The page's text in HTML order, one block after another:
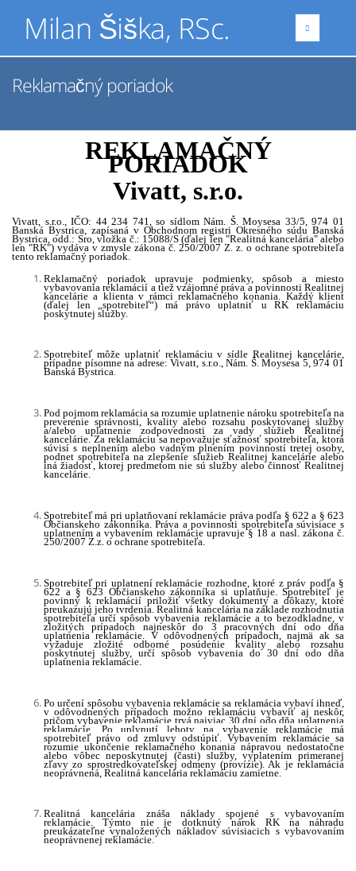
Milan Šiška, RSc.
Reklamačný poriadok
REKLAMAČNÝ
PORIADOK
Vivatt, s.r.o.
Vivatt, s.r.o., IČO: 44 234 741, so sídlom Nám. Š. Moysesa 33/5, 974 01
Banská Bystrica, zapísaná v Obchodnom registri Okresného súdu Banská
Bystrica, odd.: Sro, vložka č.: 15088/S (ďalej len "Realitná kancelária" alebo
len "RK") vydáva v zmysle zákona č. 250/2007 Z. z. o ochrane spotrebiteľa
tento reklamačný poriadok.
Reklamačný poriadok upravuje podmienky, spôsob a miesto
vybavovania reklamácií a tiež vzájomné práva a povinnosti Realitnej
kancelárie a klienta v rámci reklamačného konania. Každý klient
(ďalej len „spotrebiteľ“) má právo uplatniť u RK reklamáciu
poskytnutej služby.
Spotrebiteľ môže uplatniť reklamáciu v sídle Realitnej kancelárie,
prípadne písomne na adrese: Vivatt, s.r.o., Nám. Š. Moysesa 5, 974 01
Banská Bystrica.
Pod pojmom reklamácia sa rozumie uplatnenie nároku spotrebiteľa na
preverenie správnosti, kvality alebo rozsahu poskytovanej služby
a/alebo uplatnenie zodpovednosti za vady služieb Realitnej
kancelárie. Za reklamáciu sa nepovažuje sťažnosť spotrebiteľa, ktorá
súvisí s neplnením alebo vadným plnením povinností tretej osoby,
podnet spotrebiteľa na zlepšenie služieb Realitnej kancelárie alebo
iná žiadosť, ktorej predmetom nie sú služby alebo činnosť Realitnej
kancelárie.
Spotrebiteľ má pri uplatňovaní reklamácie práva podľa § 622 a § 623
Občianskeho zákonníka. Práva a povinnosti spotrebiteľa súvisiace s
uplatnením a vybavením reklamácie upravuje § 18 a nasl. zákona č.
250/2007 Z.z. o ochrane spotrebiteľa.
Spotrebiteľ pri uplatnení reklamácie rozhodne, ktoré z práv podľa §
622 a § 623 Občianskeho zákonníka si uplatňuje. Spotrebiteľ je
povinný k reklamácií priložiť všetky dokumenty a dôkazy, ktoré
preukazujú jeho tvrdenia. Realitná kancelária na základe rozhodnutia
spotrebiteľa určí spôsob vybavenia reklamácie a to bezodkladne, v
zložitých prípadoch najneskôr do 3 pracovných dní odo dňa
uplatnenia reklamácie. V odôvodnených prípadoch, najmä ak sa
vyžaduje zložité odborné posúdenie kvality alebo rozsahu
poskytnutej služby, určí spôsob vybavenia do 30 dní odo dňa
uplatnenia reklamácie.
Po určení spôsobu vybavenia reklamácie sa reklamácia vybaví ihneď,
v odôvodnených prípadoch možno reklamáciu vybaviť aj neskôr,
pričom vybavenie reklamácie trvá najviac 30 dní odo dňa uplatnenia
reklamácie. Po uplynutí lehoty na vybavenie reklamácie má
spotrebiteľ právo od zmluvy odstúpiť. Vybavením reklamácie sa
rozumie ukončenie reklamačného konania nápravou nedostatočne
alebo vôbec neposkytnutej (časti) služby, vyplatením primeranej
zľavy zo sprostredkovateľskej odmeny (provízie). Ak je reklamácia
neoprávnená, Realitná kancelária reklamáciu zamietne.
Realitná kancelária znáša náklady spojené s vybavovaním
reklamácie. Týmto nie je dotknutý nárok RK na náhradu
preukázateľne vynaložených nákladov súvisiacich s vybavovaním
neoprávnenej reklamácie.